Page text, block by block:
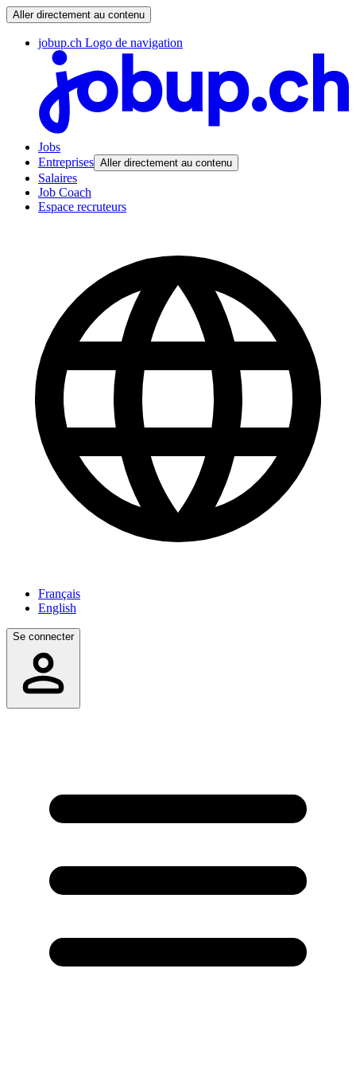
Aller directement au contenu
jobup.ch Logo de navigation
Jobs
Entreprises Aller directement au contenu
Salaires
Job Coach
Espace recruteurs
Français
English
Se connecter